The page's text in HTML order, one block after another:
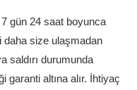
7 gün 24 saat boyunca
daha size ulaşmadan
saldırı durumunda
garanti altına alır. İhtiyaç